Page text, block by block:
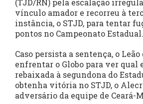
(TJD/RN) pela escalação
vínculo amador e recorreu à
instância, o STJD, para tentar
pontos no Campeonato Estadual.
Caso persista a sentença, o
enfrentar o Globo para ver qual
rebaixada à segundona do
obtenha vitória no STJD, o
adversário da equipe de Ceará-